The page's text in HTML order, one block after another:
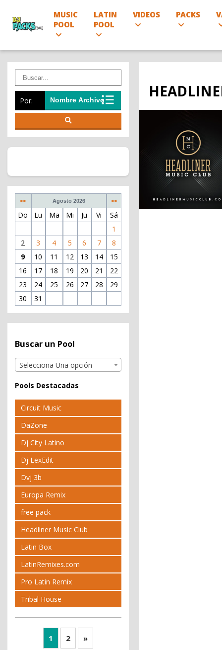
MUSIC
POOL
LATIN
POOL
VIDEOS PACKS
Por:
<< Agosto 2026 >>
Do Lu Ma Mi Ju Vi
Sá
1
2
3 4 5 6 7
8
9
10 11 12 13 14
15
16
17 18 19 20 21
22
23
24 25 26 27 28
29
30
31
Buscar un Pool
Selecciona Una opción
Pools Destacadas
Circuit Music
DaZone
Dj City Latino
Dj LexEdit
Dvj 3b
Europa Remix
free pack
Headliner Music Club
Latin Box
LatinRemixes.com
Pro Latin Remix
Tribal House
1 2 »